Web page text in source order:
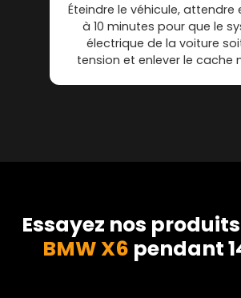
Éteindre le véhicule, attendre
à 10 minutes pour que le
électrique de la voiture
tension et enlever le cache
Essayez nos
BMW X6 pendant